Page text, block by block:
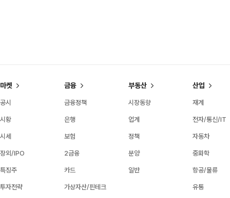
마켓
공시
시황
시세
장외/IPO
특징주
투자전략
금융
금융정책
은행
보험
2금융
카드
가상자산/핀테크
부동산
시장동향
업계
정책
분양
일반
산업
재계
전자/통신/IT
자동차
중화학
항공/물류
유통